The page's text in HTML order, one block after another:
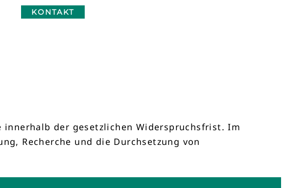
KONTAKT
der gesetzlichen Widerspruchsfrist. Im
Recherche und die Durchsetzung von